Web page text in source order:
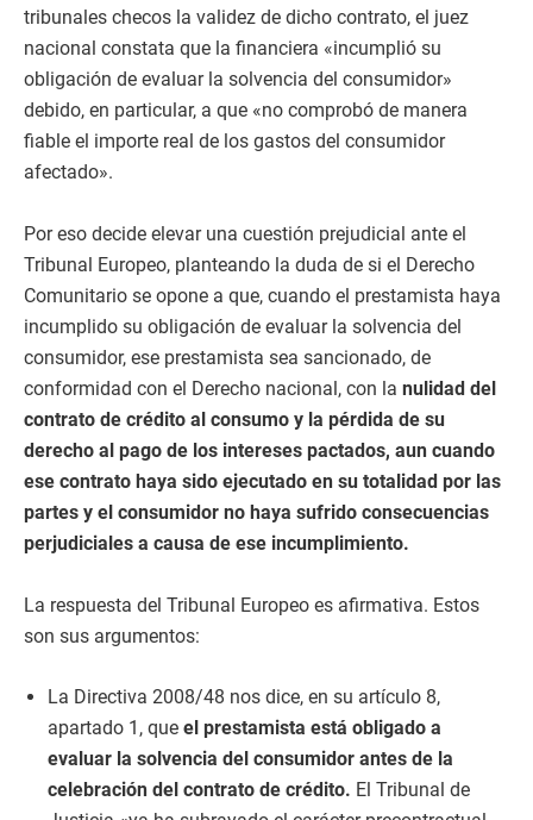
tribunales checos la validez de dicho contrato, el juez
nacional constata que la financiera «incumplió su
obligación de evaluar la solvencia del consumidor»
debido, en particular, a que «no comprobó de manera
fiable el importe real de los gastos del consumidor
afectado».
Por eso decide elevar una cuestión prejudicial ante el
Tribunal Europeo, planteando la duda de si el Derecho
Comunitario se opone a que, cuando el prestamista haya
incumplido su obligación de evaluar la solvencia del
consumidor, ese prestamista sea sancionado, de
conformidad con el Derecho nacional, con la nulidad del
contrato de crédito al consumo y la pérdida de su
derecho al pago de los intereses pactados, aun cuando
ese contrato haya sido ejecutado en su totalidad por las
partes y el consumidor no haya sufrido consecuencias
perjudiciales a causa de ese incumplimiento.
La respuesta del Tribunal Europeo es afirmativa. Estos
son sus argumentos:
La Directiva 2008/48 nos dice, en su artículo 8,
apartado 1, que el prestamista está obligado a
evaluar la solvencia del consumidor antes de la
celebración del contrato de crédito. El Tribunal de